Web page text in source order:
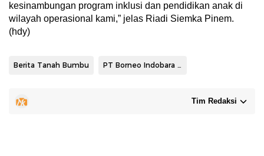
kesinambungan program inklusi dan pendidikan anak di
wilayah operasional kami,” jelas Riadi Siemka Pinem.
(hdy)
Berita Tanah Bumbu PT Borneo Indobara (BIB)
Tim Redaksi